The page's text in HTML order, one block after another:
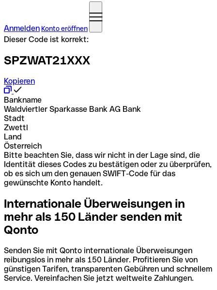
Anmelden Konto eröffnen
Dieser Code ist korrekt:
SPZWAT21XXX
Kopieren
Bankname
Waldviertler Sparkasse Bank AG Bank
Stadt
Zwettl
Land
Österreich
Bitte beachten Sie, dass wir nicht in der Lage sind, die
Identität dieses Codes zu bestätigen oder zu überprüfen,
ob es sich um den genauen SWIFT-Code für das
gewünschte Konto handelt.
Internationale Überweisungen in
mehr als 150 Länder senden mit
Qonto
Senden Sie mit Qonto internationale Überweisungen
reibungslos in mehr als 150 Länder. Profitieren Sie von
günstigen Tarifen, transparenten Gebühren und schnellem
Service. Vereinfachen Sie jetzt weltweite Zahlungen.